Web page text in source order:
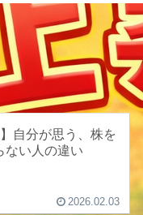
】自分が思う、株を
ない人の違い
2026.02.03